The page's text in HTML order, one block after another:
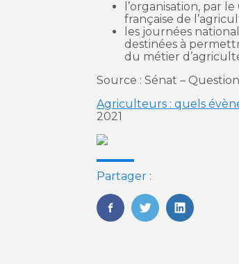
l’organisation, par
française de
les journées
destinées à
du métier
Source : Sénat –
Agriculteurs : quels
2021
Partager :
FaceBook
TwitterLinkedIn